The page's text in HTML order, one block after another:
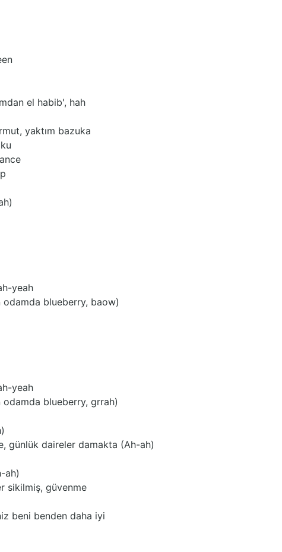
el habib', hah
yaktım bazuka
yeah
odamda blueberry, baow)
yeah
blueberry, grrah)
günlük daireler damakta (Ah-ah)
ah)
sikilmiş, güvenme
beni benden daha iyi